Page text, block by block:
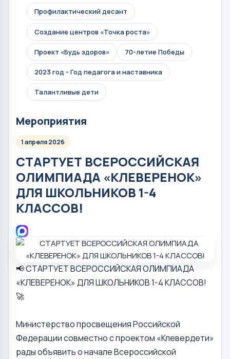
Профилактический десант
Создание центров «Точка роста»
Проект «Будь здоров» 70-летие Победы
2023 год - Год педагога и наставника
Талантливые дети
Мероприятия
1 апреля 2026
СТАРТУЕТ ВСЕРОССИЙСКАЯ
ОЛИМПИАДА «КЛЕВЕРЕНОК»
ДЛЯ ШКОЛЬНИКОВ 1-4
КЛАССОВ!
📢 СТАРТУЕТ ВСЕРОССИЙСКАЯ ОЛИМПИАДА
«КЛЕВЕРЕНОК» ДЛЯ ШКОЛЬНИКОВ 1-4 КЛАССОВ!
🚀
Министерство просвещения Российской
Федерации совместно с проектом «Клевердети»
рады объявить о начале Всероссийской